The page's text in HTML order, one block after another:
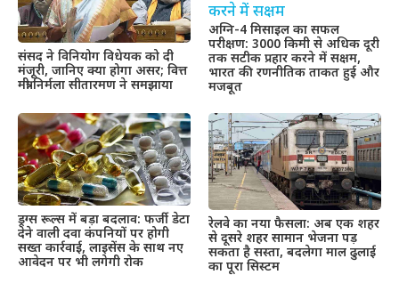
संसद ने विनियोग विधेयक को दी
मंजूरी, जानिए क्या होगा असर; वित्त
मंत्री निर्मला सीतारमण ने समझाया
अग्नि-4 मिसाइल का सफल
परीक्षण: 3000 किमी से अधिक दूरी
तक सटीक प्रहार करने में सक्षम,
भारत की रणनीतिक ताकत हुई और
मजबूत
ड्रग्स रूल्स में बड़ा बदलाव: फर्जी डेटा
देने वाली दवा कंपनियों पर होगी
सख्त कार्रवाई, लाइसेंस के साथ नए
आवेदन पर भी लगेगी रोक
रेलवे का नया फैसला: अब एक शहर
से दूसरे शहर सामान भेजना पड़
सकता है सस्ता, बदलेगा माल ढुलाई
का पूरा सिस्टम